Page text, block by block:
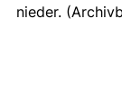
nieder.